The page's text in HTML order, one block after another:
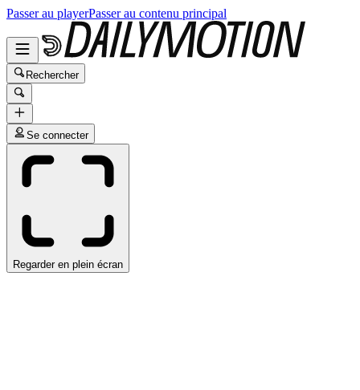
Passer au playerPasser au contenu principal
Rechercher
Se connecter
Regarder en plein écran